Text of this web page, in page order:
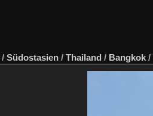
/ Südostasien / Thailand / Bangkok /